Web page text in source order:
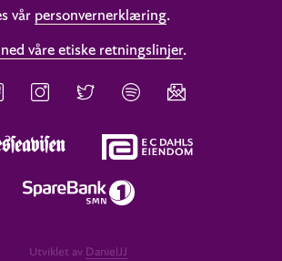
vår personvernerklæring.
våre etiske retningslinjer.
Utviklet av DanielJJ